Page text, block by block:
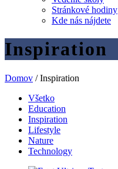
Stránkové hodiny
Kde nás nájdete
Inspiration
Domov /Inspiration
Všetko
Education
Inspiration
Lifestyle
Nature
Technology